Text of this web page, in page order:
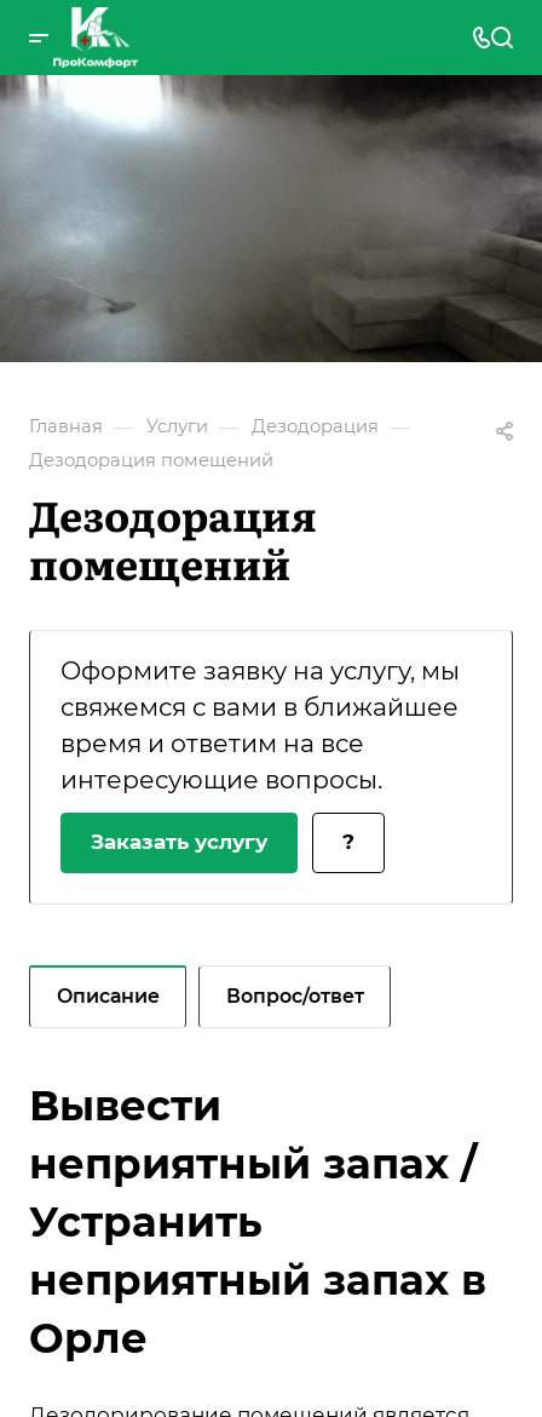
Главная — Услуги — Дезодорация —
Дезодорация помещений
Дезодорация
помещений
Оформите заявку на услугу, мы
свяжемся с вами в ближайшее
время и ответим на все
интересующие вопросы.
Заказать услугу ?
Описание Вопрос/ответ
Вывести
неприятный запах /
Устранить
неприятный запах в
Орле